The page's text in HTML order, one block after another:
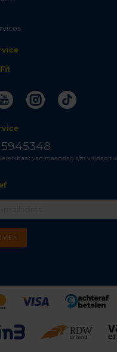
YoutubeInstagram
Tiktok
van maandag t/m vrijdag